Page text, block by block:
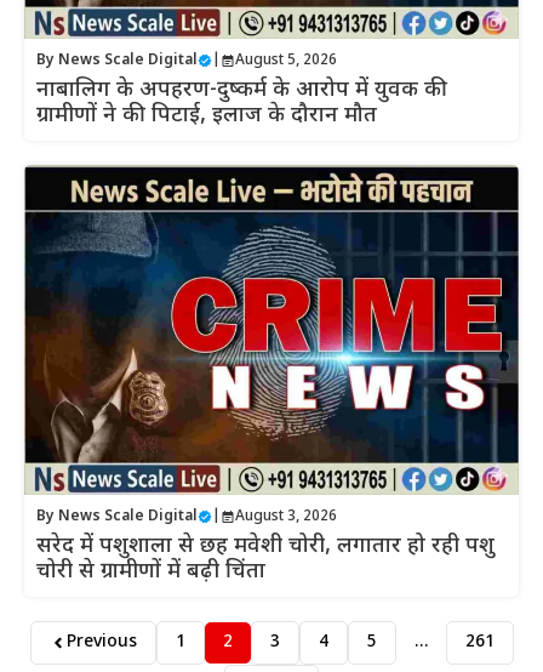
By News Scale Digital August 5, 2026
नाबालिग के अपहरण-दुष्कर्म के आरोप में युवक की
ग्रामीणों ने की पिटाई, इलाज के दौरान मौत
By News Scale Digital August 3, 2026
सरेद में पशुशाला से छह मवेशी चोरी, लगातार हो रही पशु
चोरी से ग्रामीणों में बढ़ी चिंता
Previous 1 2 3 4 5 …
261